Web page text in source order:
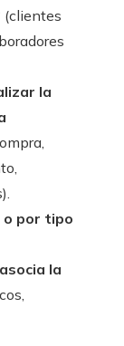
(clientes
la
o por tipo
la